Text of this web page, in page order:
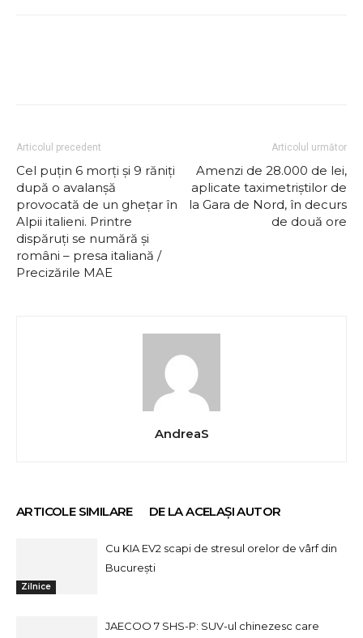
Articolul precedent
Cel puțin 6 morți și 9 răniți
după o avalanșă
provocată de un ghețar în
Alpii italieni. Printre
dispăruți se numără și
români – presa italiană /
Precizările MAE
Articolul următor
Amenzi de 28.000 de lei,
aplicate taximetriştilor de
la Gara de Nord, în decurs
de două ore
AndreaS
ARTICOLE SIMILARE DE LA ACELAȘI AUTOR
Zilnice
Cu KIA EV2 scapi de stresul orelor de vârf din
București
JAECOO 7 SHS-P: SUV-ul chinezesc care